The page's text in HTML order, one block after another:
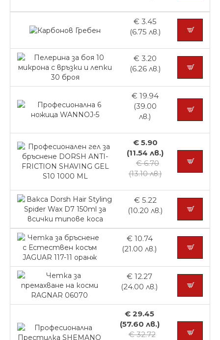
€ 3.45
(6.75 лв.)
€ 3.20
(6.26 лв.)
€ 19.94
(39.00
лв.)
€ 5.90
(11.54 лв.)
€ 6.70
(13.10 лв.)
€ 5.22
(10.20 лв.)
€ 10.74
(21.00 лв.)
€ 12.27
(24.00 лв.)
€ 29.45
(57.60 лв.)
€ 32.72